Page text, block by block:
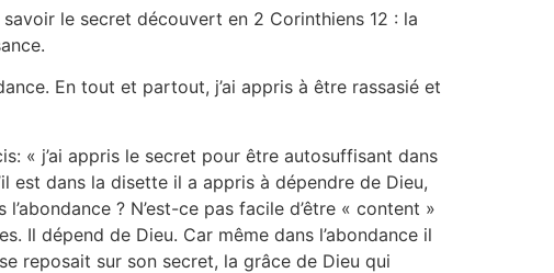
le secret découvert en 2 Corinthiens 12 : la
En tout et partout, j’ai appris à être rassasié et
« j’ai appris le secret pour être autosuffisant dans
est dans la disette il a appris à dépendre de Dieu,
? N’est-ce pas facile d’être « content »
Il dépend de Dieu. Car même dans l’abondance il
reposait sur son secret, la grâce de Dieu qui